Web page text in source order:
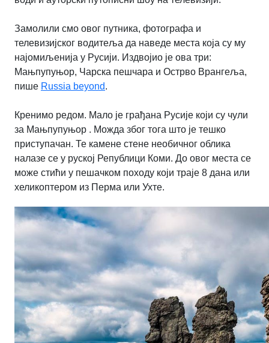
Замолили смо овог путника, фотографа и
телевизијског водитеља да наведе места која су му
најомиљенија у Русији. Издвојио је ова три:
Мањпупуњор, Чарска пешчара и Острво Врангеља,
пише Russia beyond.
Кренимо редом. Мало је грађана Русије који су чули
за Мањпупуњор . Можда због тога што је тешко
приступачан. Те камене стене необичног облика
налазе се у руској Републици Коми. До овог места се
може стићи у пешачком походу који траје 8 дана или
хеликоптером из Перма или Ухте.